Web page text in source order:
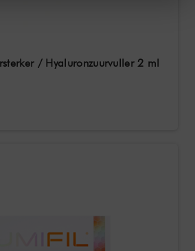
/ Hyaluronzuurvuller 2 ml